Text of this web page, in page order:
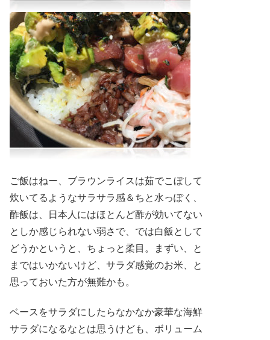
ご飯はねー、ブラウンライスは茹でこぼして
炊いてるようなサラサラ感＆ちと水っぽく、
酢飯は、日本人にはほとんど酢が効いてない
としか感じられない弱さで、では白飯として
どうかというと、ちょっと柔目。まずい、と
まではいかないけど、サラダ感覚のお米、と
思っておいた方が無難かも。
ベースをサラダにしたらなかなか豪華な海鮮
サラダになるなとは思うけども、ボリューム